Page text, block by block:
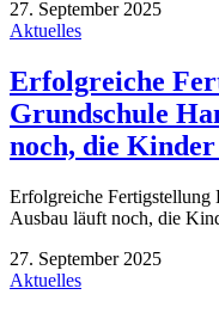
27. September 2025
Aktuelles
Erfolgreiche
Grundschule
noch, die Kinder
Erfolgreiche Fertigstellung
Ausbau läuft noch, die
27. September 2025
Aktuelles